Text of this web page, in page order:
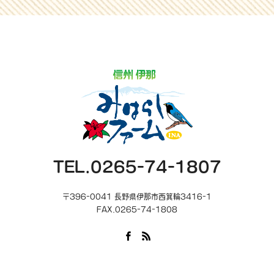
TEL.0265-74-1807
〒396-0041 長野県伊那市西箕輪3416-1
FAX.0265-74-1808